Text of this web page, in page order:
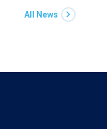
All News